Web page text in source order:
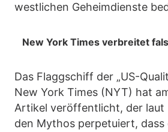
westlichen Geheimdienste
New York Times verbreitet
Das Flaggschiff der „US-
New York Times (NYT) hat
Artikel veröffentlicht, der laut
den Mythos perpetuiert, dass